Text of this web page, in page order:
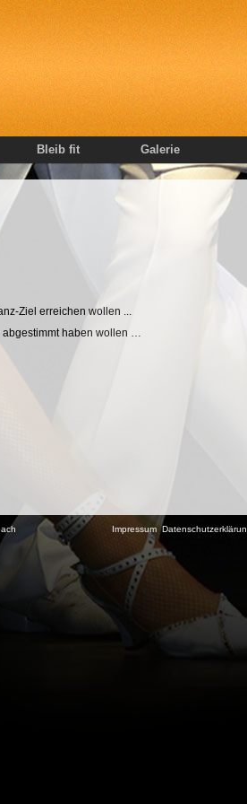
Ziel erreichen wollen ...
abgestimmt haben wollen …
Impressum
Bleib fit Galerie